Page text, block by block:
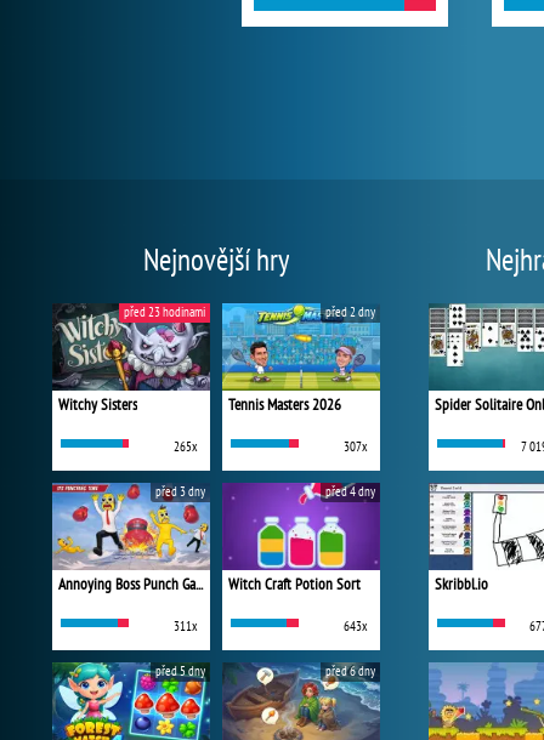
Nejnovější hry
Witchy Sisters
265x
před 23 hodinami
Tennis Masters 2026
307x
před 2 dny
Annoying Boss Punch Game
311x
před 3 dny
Witch Craft Potion Sort
643x
před 4 dny
před 5 dny před 6 dny
Spider Solitaire
7
Skribbl.io